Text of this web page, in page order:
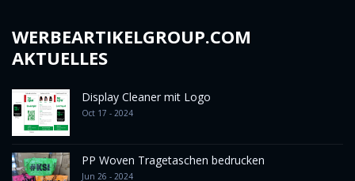
WERBEARTIKELGROUP.COM
AKTUELLES
Display Cleaner mit Logo
Oct 17 - 2024
PP Woven Tragetaschen bedrucken
Jun 26 - 2024